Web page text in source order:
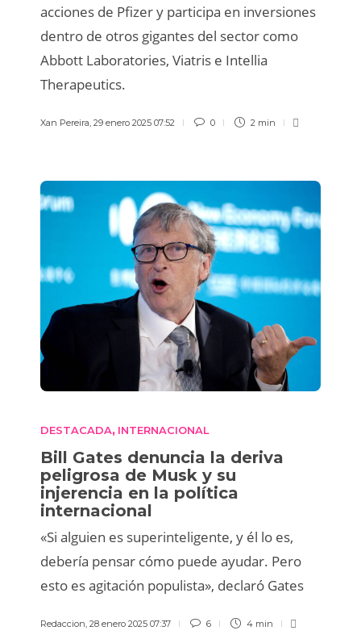
acciones de Pfizer y participa en inversiones
dentro de otros gigantes del sector como
Abbott Laboratories, Viatris e Intellia
Therapeutics.
Xan Pereira 29 enero 2025 07:52 0 2 min
DESTACADA, INTERNACIONAL
Bill Gates denuncia la deriva
peligrosa de Musk y su
injerencia en la política
internacional
«Si alguien es superinteligente, y él lo es,
debería pensar cómo puede ayudar. Pero
esto es agitación populista», declaró Gates
Redaccion, 28 enero 2025 07:37 6 4 min